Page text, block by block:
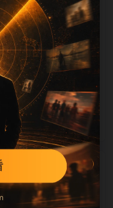
入口，保证重
内。正文维护时可按
是否稳定、同栏目还
图片和摘要是否一
、description、
荐链接，确保页面既
更新时避免重复标题